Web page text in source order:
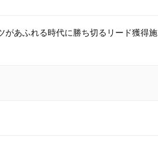
があふれる時代に勝ち切るリード獲得施